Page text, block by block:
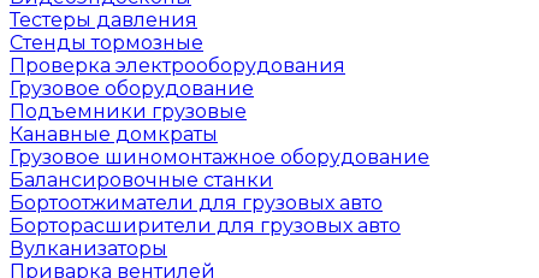
Тестеры давления
Стенды тормозные
Проверка электрооборудования
Грузовое оборудование
Подъемники грузовые
Канавные домкраты
Грузовое шиномонтажное оборудование
Балансировочные станки
Бортоотжиматели для грузовых авто
Борторасширители для грузовых авто
Вулканизаторы
Приварка вентилей